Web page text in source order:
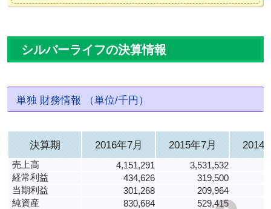
シルバーライフの決算情報
単独 財務情報 （単位/千円）
決算期 2016年7月 2015年7月 2014
売上高 4,151,291 3,531,532
経常利益
434,626
319,500
当期利益
301,268
209,964
純資産
830,684
529,415